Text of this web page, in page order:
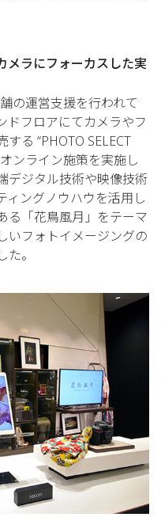
メラにフォーカスした実
の運営支援を行われて
ドフロアにてカメラやフ
る “PHOTO SELECT
ンライン施策を実施し
デジタル技術や映像技術
ィングノウハウを活用し
る「花鳥風月」をテーマ
いフォトイメージングの
。